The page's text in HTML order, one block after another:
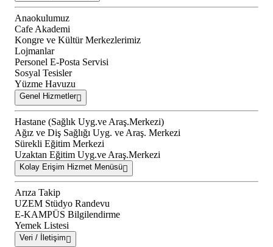
Anaokulumuz
Cafe Akademi
Kongre ve Kültür Merkezlerimiz
Lojmanlar
Personel E-Posta Servisi
Sosyal Tesisler
Yüzme Havuzu
Genel Hizmetler
Hastane (Sağlık Uyg.ve Araş.Merkezi)
Ağız ve Diş Sağlığı Uyg. ve Araş. Merkezi
Sürekli Eğitim Merkezi
Uzaktan Eğitim Uyg.ve Araş.Merkezi
Kolay Erişim Hizmet Menüsü
Arıza Takip
UZEM Stüdyo Randevu
E-KAMPÜS Bilgilendirme
Yemek Listesi
Veri / İletişim